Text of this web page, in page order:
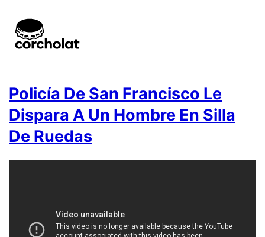
Policía De San Francisco Le
Dispara A Un Hombre En Silla
De Ruedas